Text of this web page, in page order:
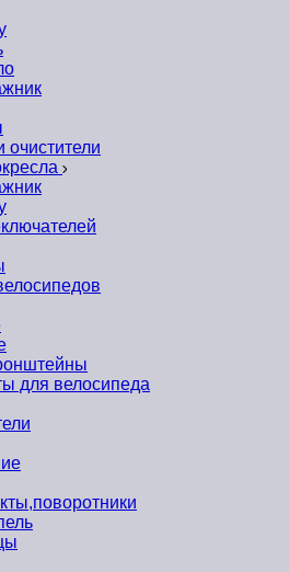
очистители
для велосипеда